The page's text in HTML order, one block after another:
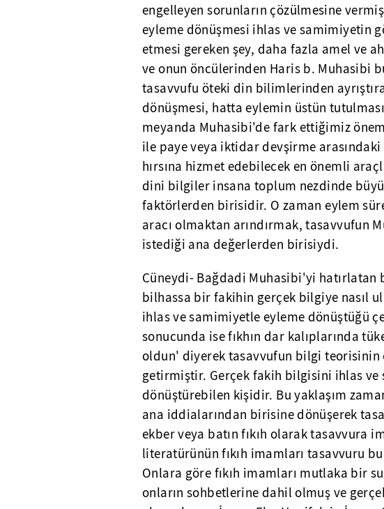
engelleyen sorunların çözülmesine
eyleme dönüşmesi ihlas ve samimiyetin
etmesi gereken şey, daha fazla amel ve
ve onun öncülerinden Haris b. Muhasibi
tasavvufu öteki din bilimlerinden
dönüşmesi, hatta eylemin üstün
meyanda Muhasibi'de fark ettiğimiz
ile paye veya iktidar devşirme
hırsına hizmet edebilecek en önemli
dini bilgiler insana toplum nezdinde
faktörlerden birisidir. O zaman eylem
aracı olmaktan arındırmak, tasavvufun
istediği ana değerlerden birisiydi.
Cüneydi- Bağdadi Muhasibi'yi
bilhassa bir fakihin gerçek bilgiye nasıl
ihlas ve samimiyetle eyleme dönüştüğü
sonucunda ise fıkhın dar kalıplarında
oldun' diyerek tasavvufun bilgi teorisinin
getirmiştir. Gerçek fakih bilgisini ihlas ve
dönüştürebilen kişidir. Bu yaklaşım
ana iddialarından birisine dönüşerek
ekber veya batın fıkıh olarak tasavvura
literatürünün fıkıh imamları tasavvuru bu
Onlara göre fıkıh imamları mutlaka bir
onların sohbetlerine dahil olmuş ve